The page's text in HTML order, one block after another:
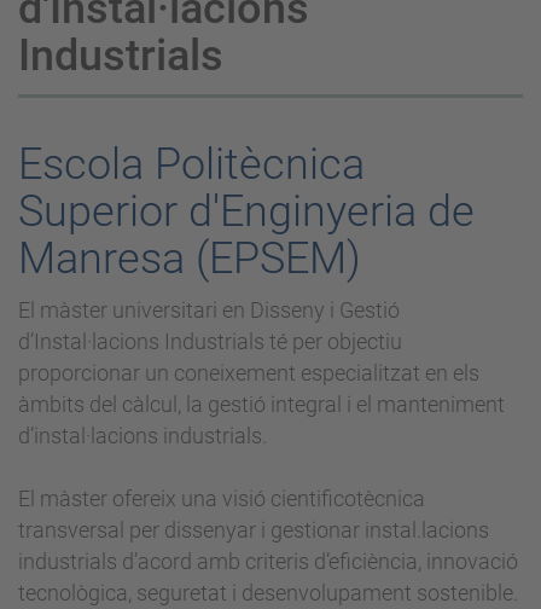
Industrials
Escola Politècnica
Superior d'Enginyeria de
Manresa (EPSEM)
El màster universitari en Disseny i Gestió
d’Instal·lacions Industrials té per objectiu
proporcionar un coneixement especialitzat en els
àmbits del càlcul, la gestió integral i el manteniment
d’instal·lacions industrials.
El màster ofereix una visió cientificotècnica
transversal per dissenyar i gestionar instal.lacions
industrials d’acord amb criteris d’eficiència, innovació
tecnològica, seguretat i desenvolupament sostenible.